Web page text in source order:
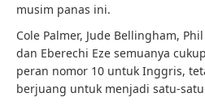
musim panas ini.
Cole Palmer, Jude Bellingham,
dan Eberechi Eze semuanya
peran nomor 10 untuk Inggris,
berjuang untuk menjadi satu-